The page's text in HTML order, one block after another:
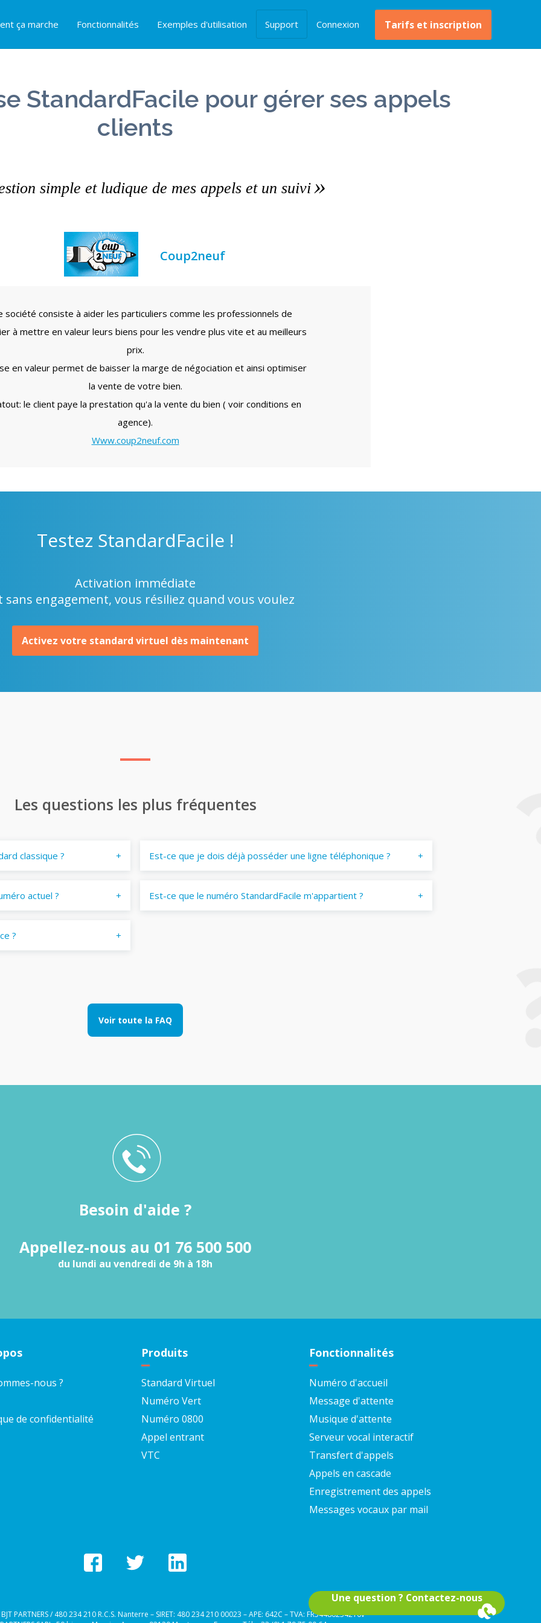
Tarifs et inscription
ça marche Fonctionnalités Exemples d'utilisation Support Connexion
StandardFacile pour gérer ses appels
clients
simple et ludique de mes appels et un suivi
Coup2neuf
société consiste à aider les particuliers comme les professionnels de
à mettre en valeur leurs biens pour les vendre plus vite et au meilleurs
prix.
en valeur permet de baisser la marge de négociation et ainsi optimiser
la vente de votre bien.
le client paye la prestation qu'a la vente du bien ( voir conditions en
agence).
Www.coup2neuf.com
Testez StandardFacile !
Activation immédiate
sans engagement, vous résiliez quand vous voulez
Activez votre standard virtuel dès maintenant
Les questions les plus fréquentes
classique ? Est-ce que je dois déjà posséder une ligne téléphonique ?
actuel ? Est-ce que le numéro StandardFacile m'appartient ?
?
Voir toute la FAQ
Besoin d'aide ?
Appellez-nous au 01 76 500 500
du lundi au vendredi de 9h à 18h
nous ?
de confidentialité
Produits
Standard Virtuel
Numéro Vert
Numéro 0800
Appel entrant
VTC
Fonctionnalités
Numéro d'accueil
Message d'attente
Musique d'attente
Serveur vocal interactif
Transfert d'appels
Appels en cascade
Enregistrement des appels
Messages vocaux par mail
PARTNERS / 480 234 210 R.C.S. Nanterre – SIRET: 480 234 210 00023 – APE: 642C – TVA: FR54480234210v
Une question ? Contactez-nous